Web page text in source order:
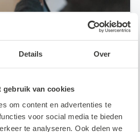
Details Over
gebruik van cookies
om content en advertenties te
voor social media te bieden
te analyseren. Ook delen we
Recruitment